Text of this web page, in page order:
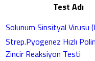
Test Adı
Solunum Sinsityal Virusu
Strep.Pyogenez Hızlı
Zincir Reaksiyon Testi